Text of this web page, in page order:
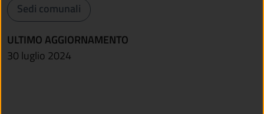
Sedi comunali
ULTIMO AGGIORNAMENTO
30 luglio 2024